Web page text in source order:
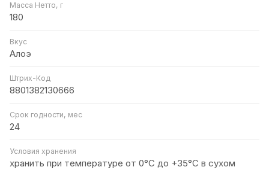
Масса Нетто, г
180
Вкус
Алоэ
Штрих-Код
8801382130666
Срок годности, мес
24
Условия хранения
хранить при температуре от 0°С до +35°С в сухом